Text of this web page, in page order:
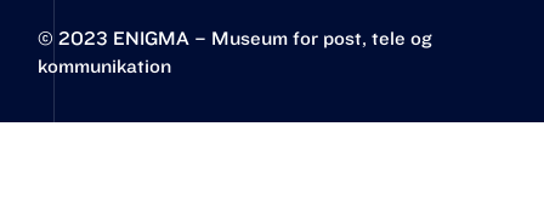
© 2023 ENIGMA – Museum for post, tele og
kommunikation‍